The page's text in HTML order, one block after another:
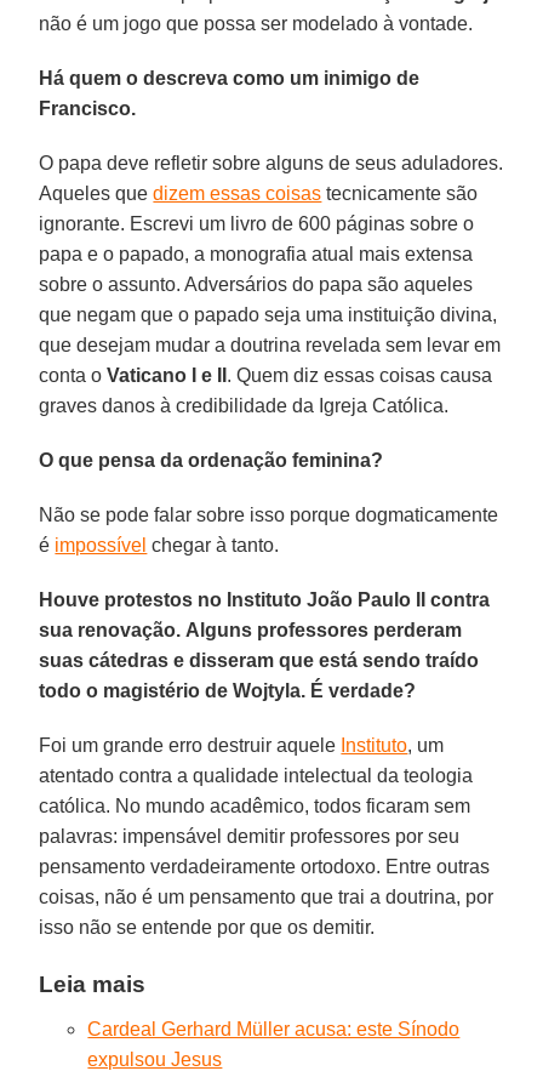
não é um jogo que possa ser modelado à vontade.
Há quem o descreva como um inimigo de
Francisco.
O papa deve refletir sobre alguns de seus aduladores.
Aqueles quedizem essas coisas tecnicamente são
ignorante. Escrevi um livro de 600 páginas sobre o
papa e o papado, a monografia atual mais extensa
sobre o assunto. Adversários do papa são aqueles
que negam que o papado seja uma instituição divina,
que desejam mudar a doutrina revelada sem levar em
conta oVaticano I e II . Quem diz essas coisas causa
graves danos à credibilidade da Igreja Católica.
O que pensa da ordenação feminina?
Não se pode falar sobre isso porque dogmaticamente
é impossível chegar à tanto.
Houve protestos no Instituto João Paulo II contra
sua renovação. Alguns professores perderam
suas cátedras e disseram que está sendo traído
todo o magistério de Wojtyla. É verdade?
Foi um grande erro destruir aquele Instituto, um
atentado contra a qualidade intelectual da teologia
católica. No mundo acadêmico, todos ficaram sem
palavras: impensável demitir professores por seu
pensamento verdadeiramente ortodoxo. Entre outras
coisas, não é um pensamento que trai a doutrina, por
isso não se entende por que os demitir.
Leia mais
Cardeal Gerhard Müller acusa: este Sínodo
expulsou Jesus